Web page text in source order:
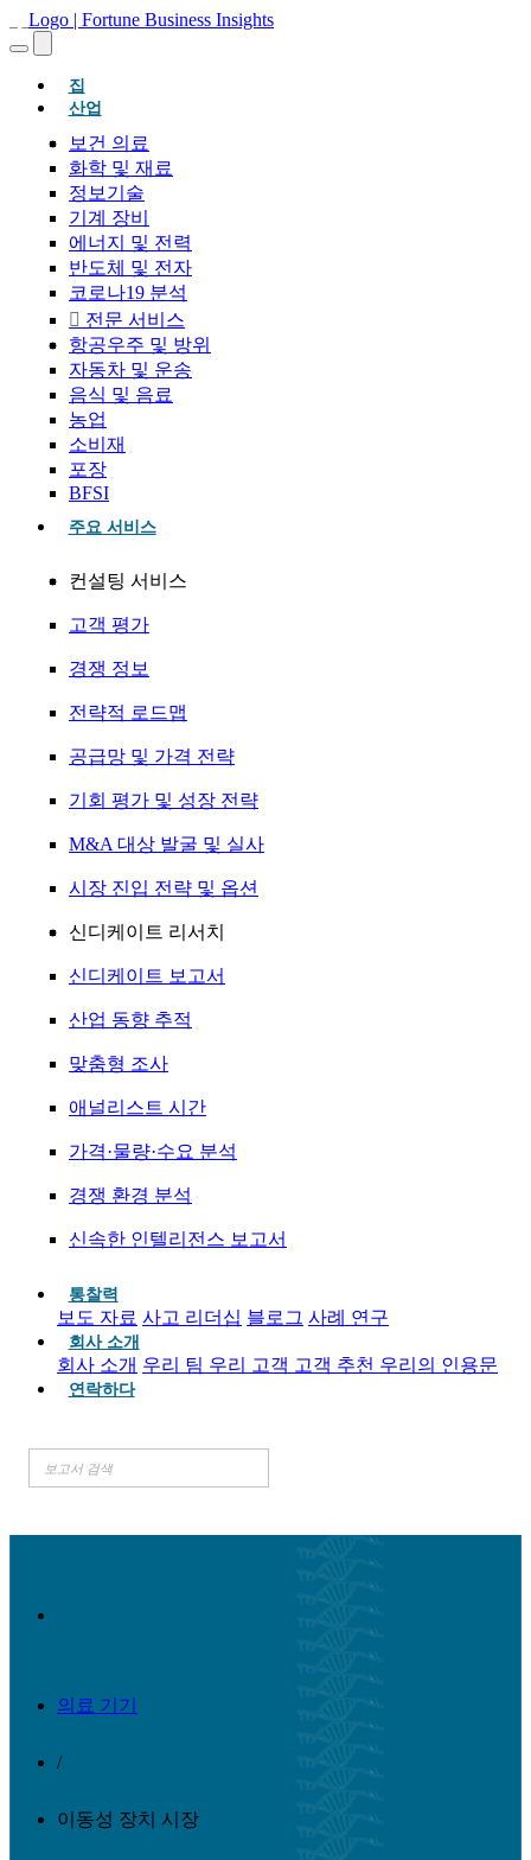
집(현재의)
산업
보건 의료
화학 및 재료
정보기술
기계 장비
에너지 및 전력
반도체 및 전자
코로나19 분석
전문 서비스
항공우주 및 방위
자동차 및 운송
음식 및 음료
농업
소비재
포장
BFSI
주요 서비스
컨설팅 서비스
고객 평가
경쟁 정보
전략적 로드맵
공급망 및 가격 전략
기회 평가 및 성장 전략
M&A 대상 발굴 및 실사
시장 진입 전략 및 옵션
신디케이트 리서치
신디케이트 보고서
산업 동향 추적
맞춤형 조사
애널리스트 시간
가격·물량·수요 분석
경쟁 환경 분석
신속한 인텔리전스 보고서
통찰력
보도 자료 사고 리더십 블로그 사례 연구
회사 소개
회사 소개 우리 팀 우리 고객 고객 추천 우리의 인용문
연락하다
의료 기기
/
이동성 장치 시장